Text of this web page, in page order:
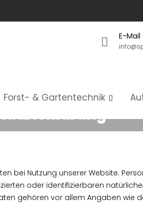
E-Mail
Forst- & Gartentechnik
bei Nutzung unserer Website.
oder identifizierbaren
gehören vor allem Angaben wie